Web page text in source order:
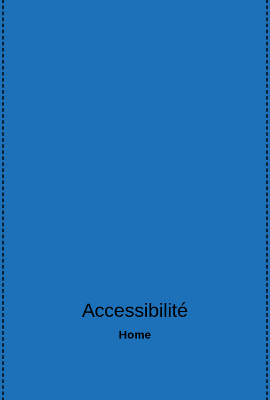
Accessibilité
Home